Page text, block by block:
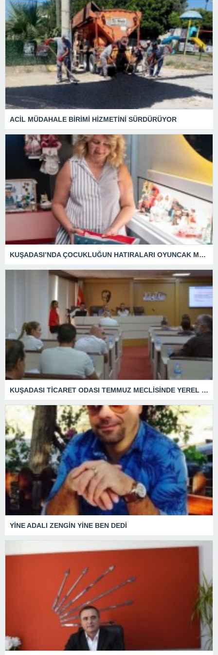
ACİL MÜDAHALE BİRİMİ HİZMETİNİ SÜRDÜRÜYOR
KUŞADASI’NDA ÇOCUKLUĞUN HATIRALARI OYUNCAK MÜZESİNDE HAYAT BULACAK
KUŞADASI TİCARET ODASI TEMMUZ MECLİSİNDE YEREL İŞLETMELERE ANLAMLI DESTEK
YİNE ADALI ZENGİN YİNE BEN DEDİ